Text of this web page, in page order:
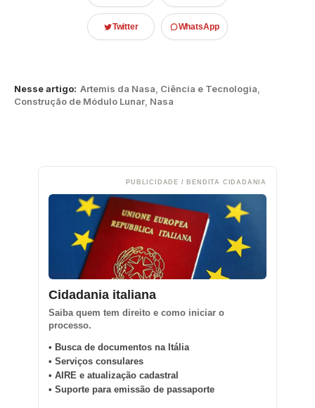
Twitter WhatsApp
Nesse artigo: Artemis da Nasa, Ciência e Tecnologia,
Construção de Módulo Lunar, Nasa
PUBLICIDADE / BENDITA CIDADANIA
Cidadania italiana
Saiba quem tem direito e como iniciar o
processo.
• Busca de documentos na Itália
• Serviços consulares
• AIRE e atualização cadastral
• Suporte para emissão de passaporte